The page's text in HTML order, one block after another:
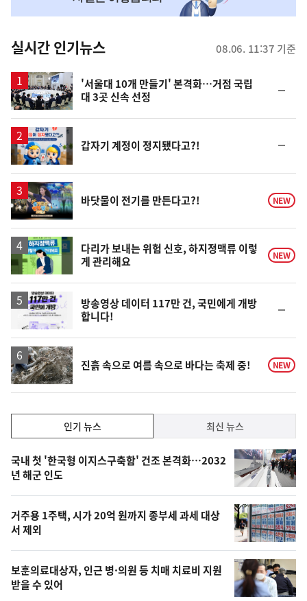
뉴
스
실시간 인기뉴스 08.06. 11:37 기준
'서울대 10개 만들기' 본격화…거점 국립
대 3곳 신속 선정
일
갑자기 계정이 정지됐다고?!
일
영
상
바닷물이 전기를 만든다고?! NEW
다리가 보내는 위험 신호, 하지정맥류 이렇
게 관리해요
NEW
방송영상 데이터 117만 건, 국민에게 개방
합니다!
일
진흙 속으로 여름 속으로 바다는 축제 중! NEW
기,
최
신,
오
늘
의
영
상
인기 뉴스 최신 뉴스
기
뉴
스
국내 첫 '한국형 이지스구축함' 건조 본격화…2032
년 해군 인도
거주용 1주택, 시가 20억 원까지 종부세 과세 대상
서 제외
보훈의료대상자, 인근 병·의원 등 치매 치료비 지원
받을 수 있어